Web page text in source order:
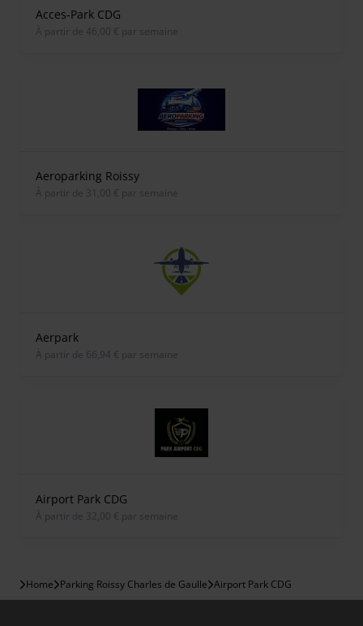
Acces-Park CDG
À partir de 46,00 € par semaine
Aeroparking Roissy
À partir de 31,00 € par semaine
Aerpark
À partir de 66,94 € par semaine
Airport Park CDG
À partir de 32,00 € par semaine
Home Parking Roissy Charles de Gaulle Airport Park CDG